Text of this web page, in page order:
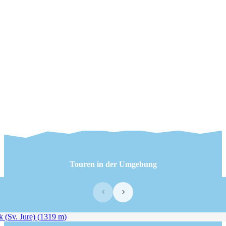
Touren in der Umgebung
‹ ›